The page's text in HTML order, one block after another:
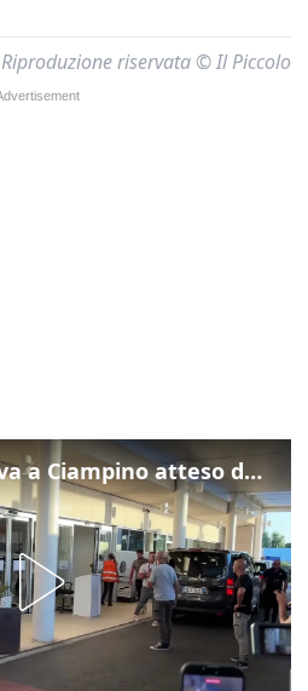
Riproduzione riservata © Il Piccolo
Calcio, Molina arriva a Ciampino atteso dalla Roma